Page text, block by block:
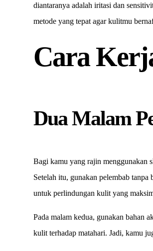
diantaranya adalah iritasi dan
metode yang tepat agar kulitmu
Cara
Dua Malam
Bagi kamu yang rajin menggunakan
Setelah itu, gunakan pelembab
untuk perlindungan kulit yang
Pada malam kedua, gunakan bahan
kulit terhadap matahari. Jadi, kamu